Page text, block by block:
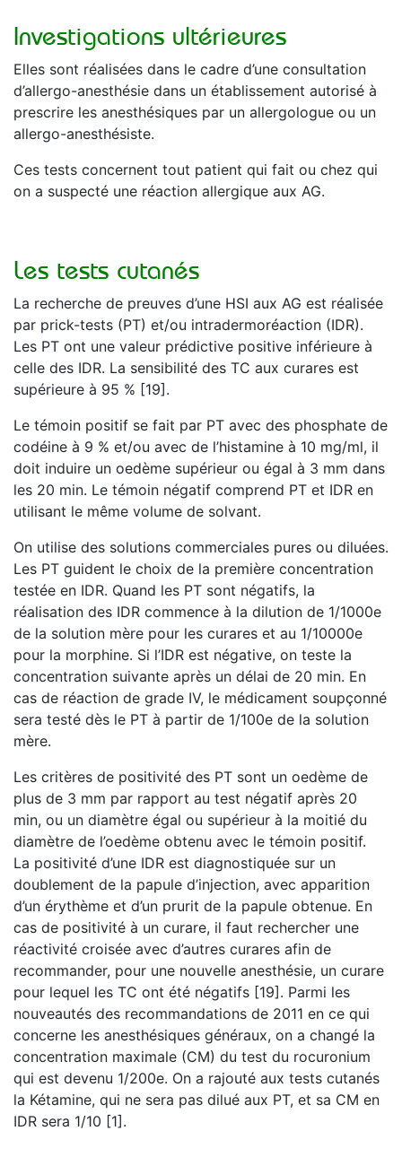
Investigations ultérieures
Elles sont réalisées dans le cadre d’une consultation
d’allergo-anesthésie dans un établissement autorisé à
prescrire les anesthésiques par un allergologue ou un
allergo-anesthésiste.
Ces tests concernent tout patient qui fait ou chez qui
on a suspecté une réaction allergique aux AG.
Les tests cutanés
La recherche de preuves d’une HSI aux AG est réalisée
par prick-tests (PT) et/ou intradermoréaction (IDR).
Les PT ont une valeur prédictive positive inférieure à
celle des IDR. La sensibilité des TC aux curares est
supérieure à 95 % [19].
Le témoin positif se fait par PT avec des phosphate de
codéine à 9 % et/ou avec de l’histamine à 10 mg/ml, il
doit induire un oedème supérieur ou égal à 3 mm dans
les 20 min. Le témoin négatif comprend PT et IDR en
utilisant le même volume de solvant.
On utilise des solutions commerciales pures ou diluées.
Les PT guident le choix de la première concentration
testée en IDR. Quand les PT sont négatifs, la
réalisation des IDR commence à la dilution de 1/1000e
de la solution mère pour les curares et au 1/10000e
pour la morphine. Si l’IDR est négative, on teste la
concentration suivante après un délai de 20 min. En
cas de réaction de grade IV, le médicament soupçonné
sera testé dès le PT à partir de 1/100e de la solution
mère.
Les critères de positivité des PT sont un oedème de
plus de 3 mm par rapport au test négatif après 20
min, ou un diamètre égal ou supérieur à la moitié du
diamètre de l’oedème obtenu avec le témoin positif.
La positivité d’une IDR est diagnostiquée sur un
doublement de la papule d’injection, avec apparition
d’un érythème et d’un prurit de la papule obtenue. En
cas de positivité à un curare, il faut rechercher une
réactivité croisée avec d’autres curares afin de
recommander, pour une nouvelle anesthésie, un curare
pour lequel les TC ont été négatifs [19]. Parmi les
nouveautés des recommandations de 2011 en ce qui
concerne les anesthésiques généraux, on a changé la
concentration maximale (CM) du test du rocuronium
qui est devenu 1/200e. On a rajouté aux tests cutanés
la Kétamine, qui ne sera pas dilué aux PT, et sa CM en
IDR sera 1/10 [1].